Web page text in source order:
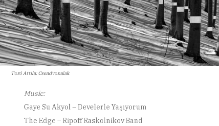
Toró Attila: Csendvonalak
Music:
Gaye Su Akyol – Develerle Yaşıyorum
The Edge – Ripoff Raskolnikov Band